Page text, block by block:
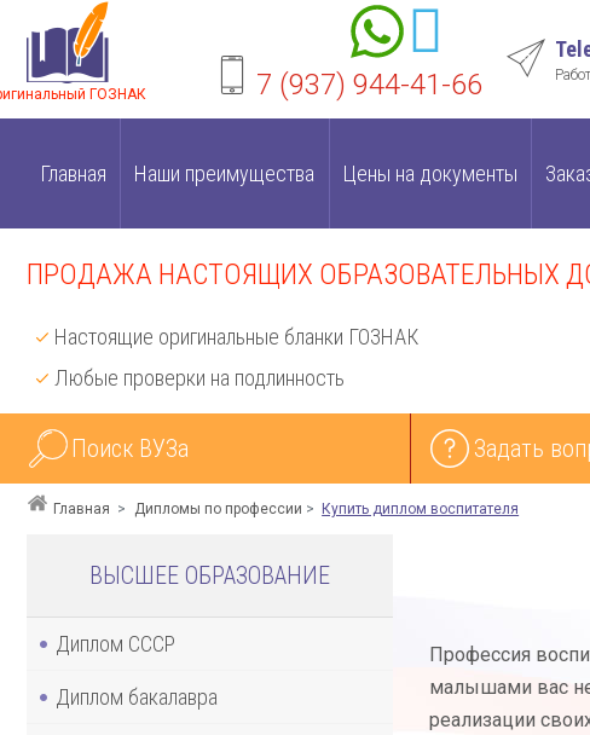
ГОЗНАК 7 (937) 944-41-66
Главная Наши преимущества Цены на документы
ПРОДАЖА НАСТОЯЩИХ ОБРАЗОВАТЕЛЬНЫХ
Настоящие оригинальные бланки ГОЗНАК
Любые проверки на подлинность
Поиск ВУЗа Задать
Главная Дипломы по профессии Купить диплом воспитателя
ВЫСШЕЕ ОБРАЗОВАНИЕ
Диплом СССР
Диплом бакалавра
Профессия
малышами вас не
реализации